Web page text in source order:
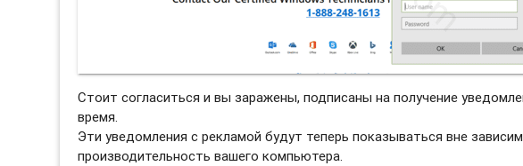
Стоит согласиться и вы заражены, подписаны на получение
время.
Эти уведомления с рекламой будут теперь показываться вне
производительность вашего компьютера.